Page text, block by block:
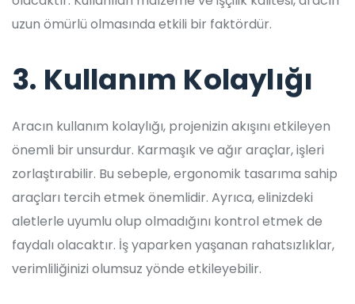
uzun ömürlü olmasında etkili bir faktördür.
3. Kullanım Kolaylığı
Aracın kullanım kolaylığı, projenizin akışını etkileyen
önemli bir unsurdur. Karmaşık ve ağır araçlar, işleri
zorlaştırabilir. Bu sebeple, ergonomik tasarıma sahip
araçları tercih etmek önemlidir. Ayrıca, elinizdeki
aletlerle uyumlu olup olmadığını kontrol etmek de
faydalı olacaktır. İş yaparken yaşanan rahatsızlıklar,
verimliliğinizi olumsuz yönde etkileyebilir.